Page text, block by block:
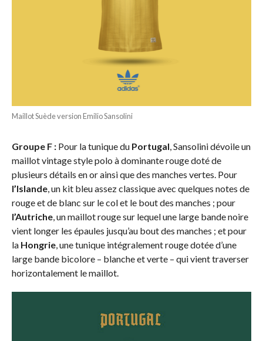
Maillot Suède version Emilio Sansolini
Groupe F : Pour la tunique du Portugal, Sansolini dévoile un
maillot vintage style polo à dominante rouge doté de
plusieurs détails en or ainsi que des manches vertes. Pour
l’Islande, un kit bleu assez classique avec quelques notes de
rouge et de blanc sur le col et le bout des manches ; pour
l’Autriche, un maillot rouge sur lequel une large bande noire
vient longer les épaules jusqu’au bout des manches ; et pour
la Hongrie, une tunique intégralement rouge dotée d’une
large bande bicolore – blanche et verte – qui vient traverser
horizontalement le maillot.